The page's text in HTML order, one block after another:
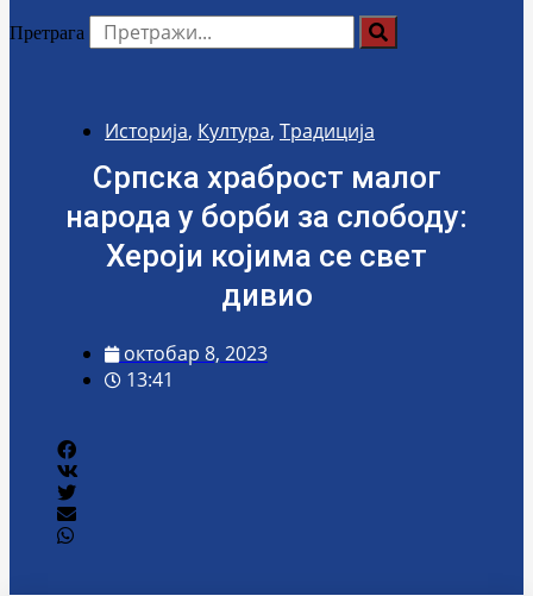
Претрага
Историја, Култура, Традиција
Српска храброст малог
народа у борби за слободу:
Хероји којима се свет
дивио
октобар 8, 2023
13:41